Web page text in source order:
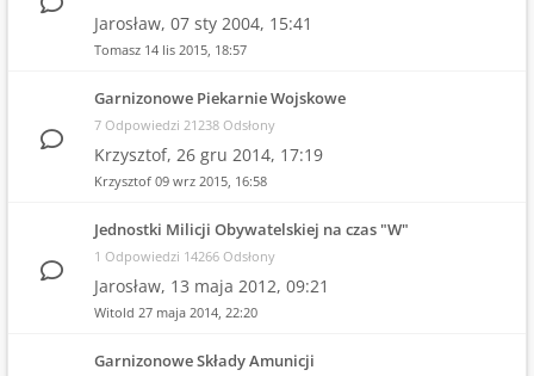
Jarosław, 07 sty 2004, 15:41
Tomasz 14 lis 2015, 18:57
Garnizonowe Piekarnie Wojskowe
7 Odpowiedzi 21238 Odsłony
Krzysztof, 26 gru 2014, 17:19
Krzysztof 09 wrz 2015, 16:58
Jednostki Milicji Obywatelskiej na czas "W"
1 Odpowiedzi 14266 Odsłony
Jarosław, 13 maja 2012, 09:21
Witold 27 maja 2014, 22:20
Garnizonowe Składy Amunicji